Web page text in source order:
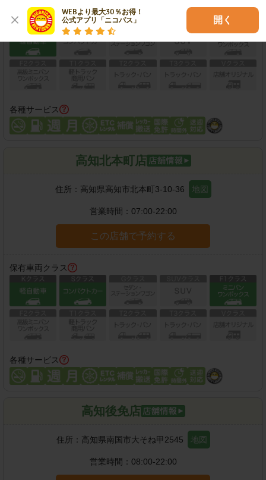
WEBより最大30％お得！
公式アプリ「ニコパス」
開く
保有車両クラス
各種サービス
高知北本町店
住所： 高知県高知市北本町3-10-36 地図
営業時間： 07:00-22:00
この店舗で予約する
保有車両クラス
各種サービス
高知後免店
住所： 高知県南国市大そね甲2545 地図
営業時間： 08:00-22:00